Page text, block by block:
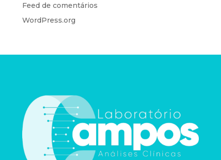
Feed de comentários
WordPress.org